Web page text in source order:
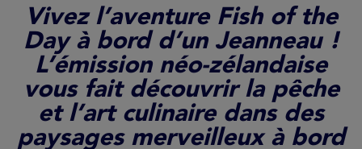
Vivez l’aventure Fish of the
Day à bord d’un Jeanneau !
L’émission néo-zélandaise
vous fait découvrir la pêche
et l’art culinaire dans des
paysages merveilleux à bord